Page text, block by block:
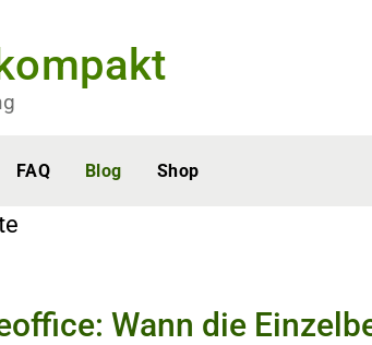
kompakt
FAQ Blog Shop
Wann die